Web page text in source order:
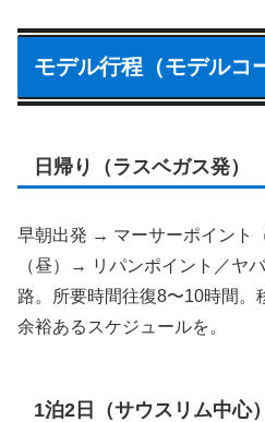
モデル行程（モデルコ
日帰り（ラスベガス発）
早朝出発 → マーサーポイント
（昼）→ リパンポイント／ヤ
路。所要時間往復8〜10時間。
余裕あるスケジュールを。
1泊2日（サウスリム中心）